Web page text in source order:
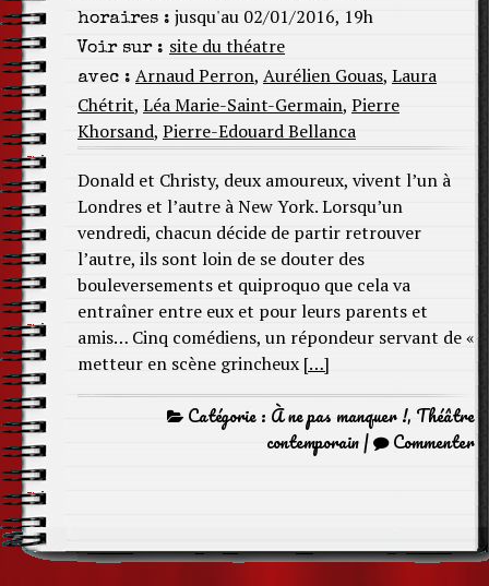
horaires : jusqu'au 02/01/2016, 19h
Voir sur : site du théatre
avec : Arnaud Perron, Aurélien Gouas, Laura
Chétrit, Léa Marie-Saint-Germain, Pierre
Khorsand, Pierre-Edouard Bellanca
Donald et Christy, deux amoureux, vivent l’un à
Londres et l’autre à New York. Lorsqu’un
vendredi, chacun décide de partir retrouver
l’autre, ils sont loin de se douter des
bouleversements et quiproquo que cela va
entraîner entre eux et pour leurs parents et
amis… Cinq comédiens, un répondeur servant de «
metteur en scène grincheux […]
Catégorie : À ne pas manquer !, Théâtre
contemporain| Commenter